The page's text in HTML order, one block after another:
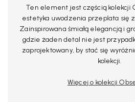
Ten element jest częścią kolekcji
estetyka uwodzenia przeplata się
Zainspirowana śmiałą elegancją i
gdzie żaden detal nie jest
zaprojektowany, by stać się
kolekcji.
Więcej o kolekcji